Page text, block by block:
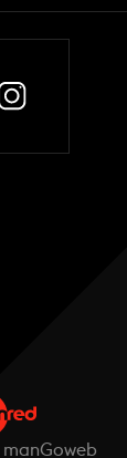
manGoweb